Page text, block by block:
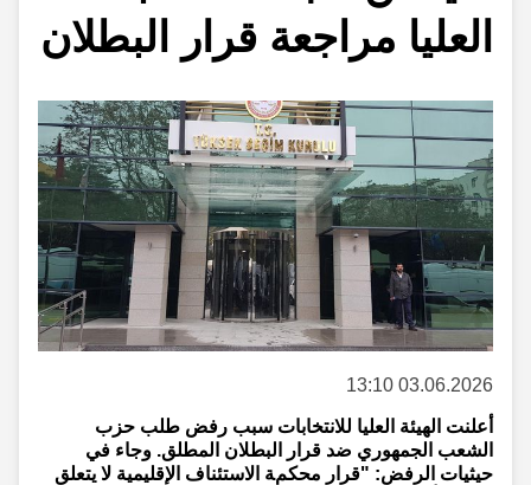
العليا مراجعة قرار البطلان
03.06.2026 13:10
أعلنت الهيئة العليا للانتخابات سبب رفض طلب حزب
الشعب الجمهوري ضد قرار البطلان المطلق. وجاء في
حيثيات الرفض: "قرار محكمة الاستئناف الإقليمية لا يتعلق